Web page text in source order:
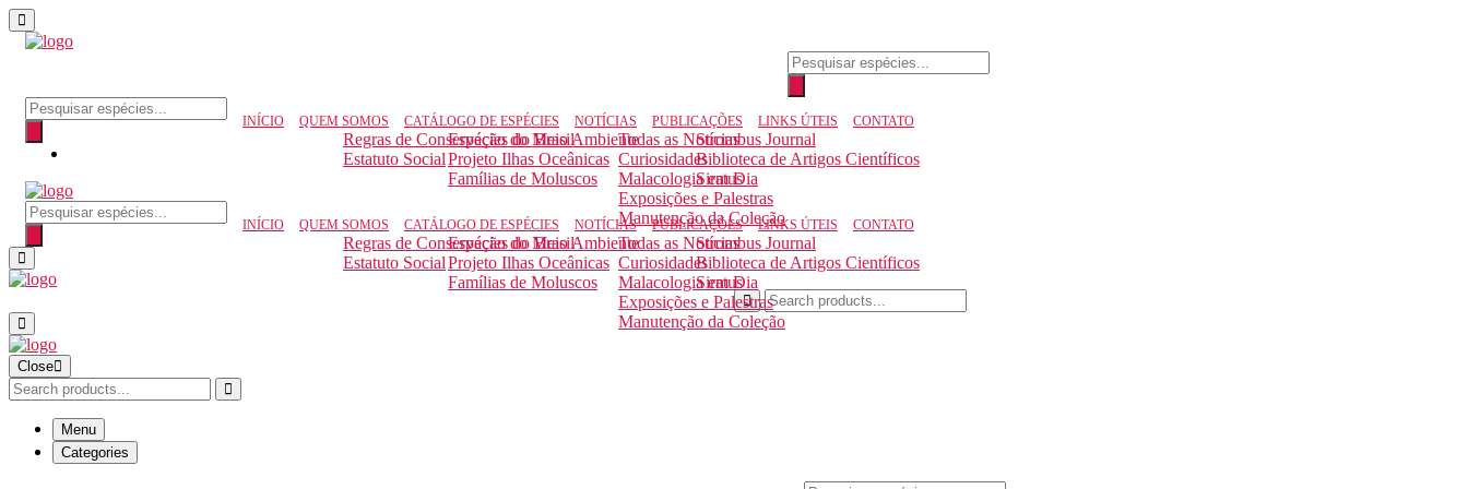
Pesquisar
produtos
Pesquisar produtos
INÍCIO QUEM SOMOS
Regras de Conservação do Meio Ambiente
Estatuto Social
CATÁLOGO DE ESPÉCIES
Espécies do Brasil
Projeto Ilhas Oceânicas
Famílias de Moluscos
NOTÍCIAS
Todas as Notícias
Curiosidades
Malacologia em Dia
Exposições e Palestras
Manutenção da Coleção
PUBLICAÇÕES
Strombus Journal
Biblioteca de Artigos Científicos
Siratus
LINKS ÚTEIS CONTATO
Pesquisar produtos
INÍCIO QUEM SOMOS
Regras de Conservação do Meio Ambiente
Estatuto Social
CATÁLOGO DE ESPÉCIES
Espécies do Brasil
Projeto Ilhas Oceânicas
Famílias de Moluscos
NOTÍCIAS
Todas as Notícias
Curiosidades
Malacologia em Dia
Exposições e Palestras
Manutenção da Coleção
PUBLICAÇÕES
Strombus Journal
Biblioteca de Artigos Científicos
Siratus
LINKS ÚTEIS CONTATO
Close
Menu
Categories